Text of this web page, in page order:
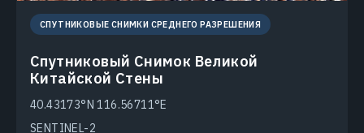
СПУТНИКОВЫЕ СНИМКИ СРЕДНЕГО РАЗРЕШЕНИЯ
Спутниковый Снимок Великой
Китайской Стены
40.43173°N 116.56711°E
SENTINEL-2